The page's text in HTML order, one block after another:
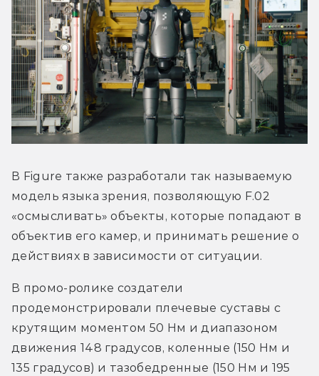
В Figure также разработали так называемую
модель языка зрения, позволяющую F.02
«осмысливать» объекты, которые попадают в
объектив его камер, и принимать решение о
действиях в зависимости от ситуации.
В промо-ролике создатели
продемонстрировали плечевые суставы с
крутящим моментом 50 Нм и диапазоном
движения 148 градусов, коленные (150 Нм и
135 градусов) и тазобедренные (150 Нм и 195